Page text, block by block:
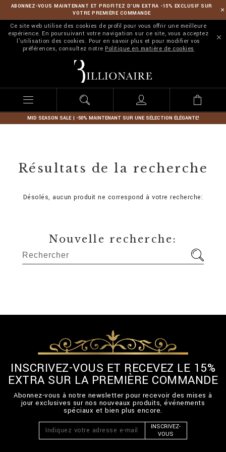
ABONNEZ-VOUS MAINTENANT ET PROFITEZ D’UN EXTRA -15% EXCLUSIF SUR
VOTRE PREMIÈRE COMMANDE
Ce site web utilise des cookies de profil pour vous offrir une meilleure
expérience. En poursuivant votre navigation sur ce site, vous acceptez
l'utilisation des cookies. Pour en savoir plus et pour modifier vos
préférences, consultez notre Politique en matière de cookies
l
l
o
n
MID SEASON SALE | -50% MAINTENANT SUR UNE SÉLECTION ÉLÉGANTE!
Résultats de la recherche
Désolés, aucun produit ne correspond à votre recherche:
Nouvelle recherche:
INSCRIVEZ-VOUS ET RECEVEZ LE 15%
EXTRA SUR LA PREMIÈRE COMMANDE
Abonnez-vous à notre newsletter pour recevoir des mises à
jour exclusives sur nos nouveaux produits, événements
spéciaux et bien plus encore.
INSCRIVEZ-
VOUS